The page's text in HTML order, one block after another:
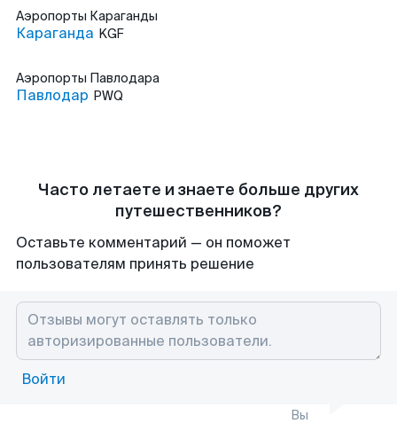
Аэропорты Караганды
Караганда KGF
Аэропорты Павлодара
Павлодар PWQ
Часто летаете и знаете больше других
путешественников?
Оставьте комментарий — он поможет
пользователям принять решение
Войти
Вы